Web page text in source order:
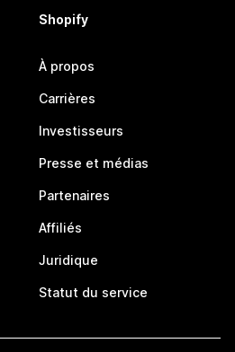
Shopify
À propos
Carrières
Investisseurs
Presse et médias
Partenaires
Affiliés
Juridique
Statut du service